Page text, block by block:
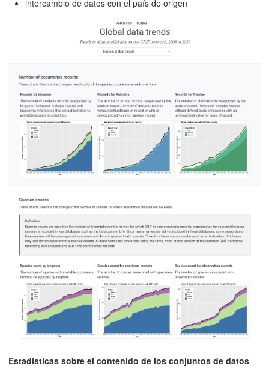
intercambio de datos con el país de origen
Estadísticas sobre el contenido de los conjuntos de datos